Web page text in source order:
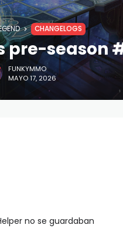
CHANGELOGS
pre-season
FUNKYMMO
MAYO 17, 2026
no se guardaban